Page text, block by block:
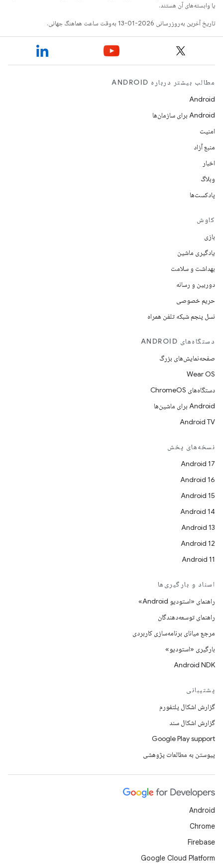
یا وابسته‌های آن هستند.
تاریخ آخرین به‌روزرسانی 2026-01-13 به‌وقت ساعت هماهنگ جهانی.
مطالب بیشتر درباره ANDROID
Android
Android برای سازمان‌ها
امنیت
منبع آزاد
اخبار
وبلاگ
پادکست‌ها
کاوش
بازی
یادگیری ماشین
بهداشت و سلامت
دوربین و رسانه
حریم خصوصی
نسل پنجم شبکه تلفن همراه
دستگاه‌های ANDROID
صفحه‌نمایش‌های بزرگ
Wear OS
دستگاه‌های ChromeOS
Android برای ماشین‌ها
Android TV
نسخه‌های پخش
Android 17
Android 16
Android 15
Android 14
Android 13
Android 12
Android 11
اسناد و بارگیری‌ها
راهنمای «استودیو Android»
راهنمای توسعه‌دهندگان
مرجع میانای برنامه‌سازی کاربردی
بارگیری «استودیو»
Android NDK
پشتیبانی
گزارش اشکال پلتفورم
گزارش اشکال سند
Google Play support
پیوستن به مطالعات پژوهشی
Android
Chrome
Firebase
Google Cloud Platform